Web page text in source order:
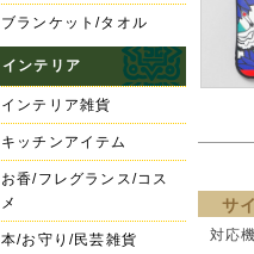
サ
対応
ブランケット/タオル
インテリア
インテリア雑貨
キッチンアイテム
お香/フレグランス/コス
メ
本/お守り/民芸雑貨